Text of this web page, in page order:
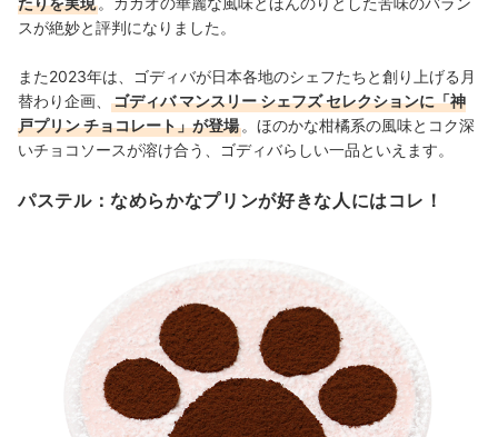
スが絶妙と評判になりました。
また2023年は、ゴディバが日本各地のシェフたちと創り上げる月
替わり企画、
ゴディバ マンスリー シェフズ セレクションに「神
戸プリン チョコレート」が登場 。ほのかな柑橘系の風味とコク深
いチョコソースが溶け合う、ゴディバらしい一品といえます。
パステル：なめらかなプリンが好きな人にはコレ！